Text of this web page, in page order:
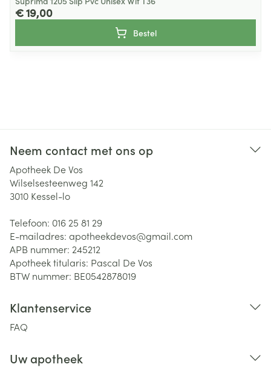
€ 19,00
Bestel
Neem contact met ons op
Apotheek De Vos
Wilselsesteenweg 142
3010 Kessel-lo
Telefoon: 016 25 81 29
E-mailadres: apotheekdevos@gmail.com
APB nummer: 245212
Apotheek titularis: Pascal De Vos
BTW nummer: BE0542878019
Klantenservice
FAQ
Uw apotheek